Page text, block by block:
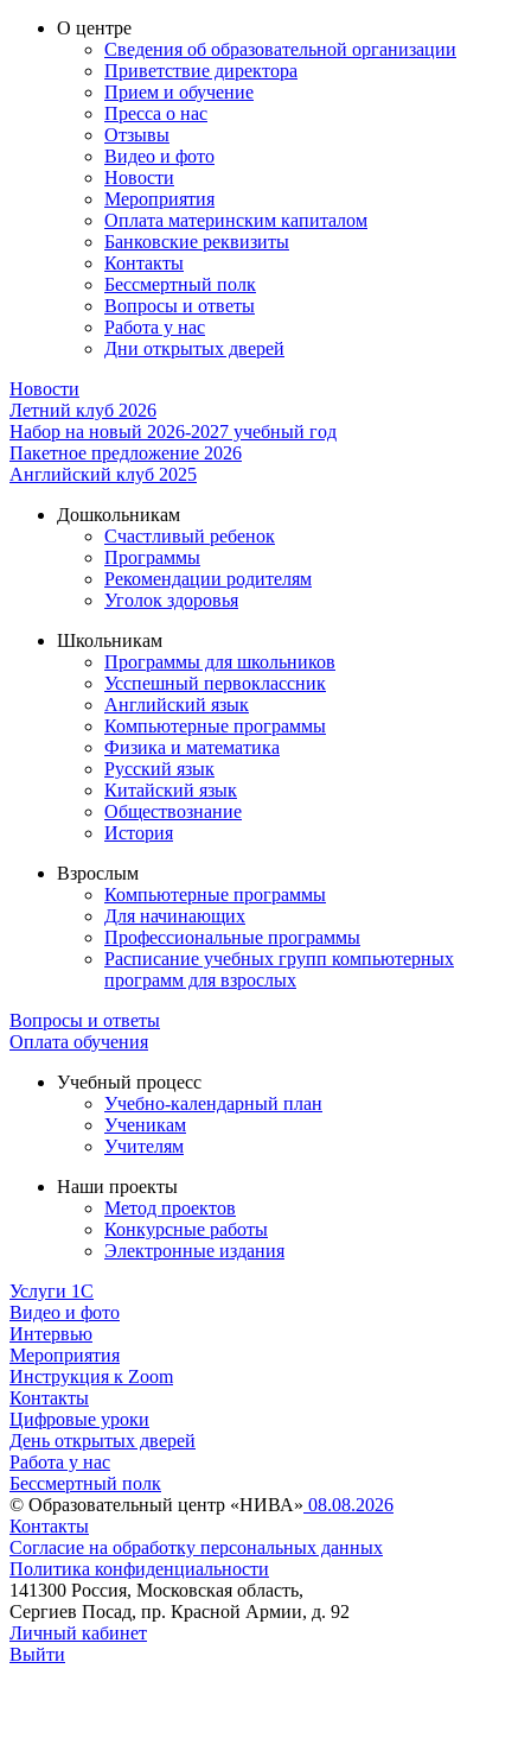
О центре
Сведения об образовательной организации
Приветствие директора
Прием и обучение
Пресса о нас
Отзывы
Видео и фото
Новости
Мероприятия
Оплата материнским капиталом
Банковские реквизиты
Контакты
Бессмертный полк
Вопросы и ответы
Работа у нас
Дни открытых дверей
Новости
Летний клуб 2026
Набор на новый 2026-2027 учебный год
Пакетное предложение 2026
Английский клуб 2025
Дошкольникам
Счастливый ребенок
Программы
Рекомендации родителям
Уголок здоровья
Школьникам
Программы для школьников
Усспешный первоклассник
Английский язык
Компьютерные программы
Физика и математика
Русский язык
Китайский язык
Обществознание
История
Взрослым
Компьютерные программы
Для начинающих
Профессиональные программы
Расписание учебных групп компьютерных
программ для взрослых
Вопросы и ответы
Оплата обучения
Учебный процесс
Учебно-календарный план
Ученикам
Учителям
Наши проекты
Метод проектов
Конкурсные работы
Электронные издания
Услуги 1C
Видео и фото
Интервью
Мероприятия
Инструкция к Zoom
Контакты
Цифровые уроки
День открытых дверей
Работа у нас
Бессмертный полк
© Образовательный центр «НИВА» 08.08.2026
Контакты
Согласие на обработку персональных данных
Политика конфиденциальности
141300 Россия, Московская область,
Сергиев Посад, пр. Красной Армии, д. 92
Личный кабинет
Выйти